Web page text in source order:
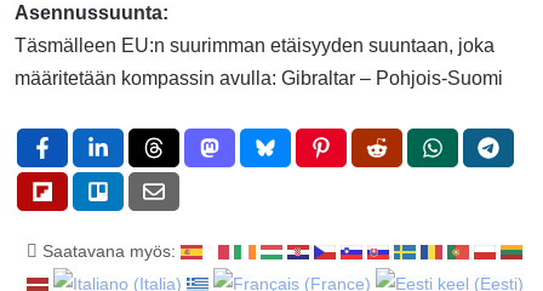
Asennussuunta:
Täsmälleen EU:n suurimman etäisyyden suuntaan, joka
määritetään kompassin avulla: Gibraltar – Pohjois-Suomi
Saatavana myös: